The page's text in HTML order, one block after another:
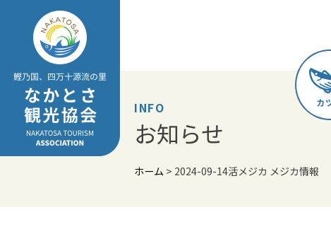
content
カ
INFO
お知らせ
ホーム > 2024-09-14活メジカ メジカ情報